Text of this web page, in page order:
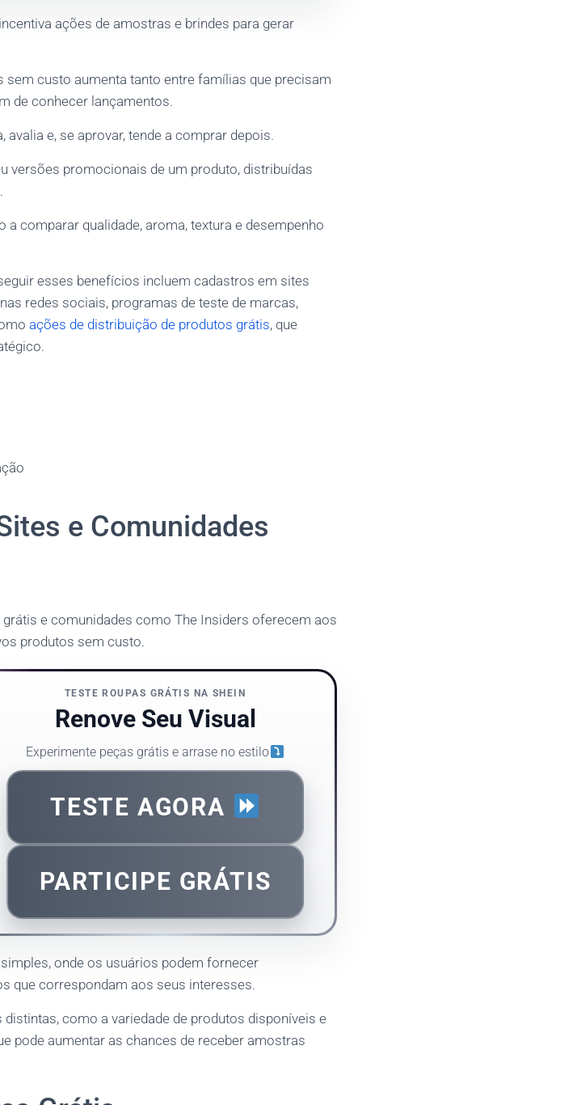
ações de amostras e brindes para gerar
custo aumenta tanto entre famílias que precisam
de conhecer lançamentos.
e, se aprovar, tende a comprar depois.
versões promocionais de um produto, distribuídas
comparar qualidade, aroma, textura e desempenho
esses benefícios incluem cadastros em sites
redes sociais, programas de teste de marcas,
ações de distribuição de produtos grátis, que
e Comunidades
e comunidades como The Insiders oferecem aos
produtos sem custo.
TESTE ROUPAS GRÁTIS NA SHEIN
Renove Seu Visual
Experimente peças grátis e arrase no estilo
TESTE AGORA
PARTICIPE GRÁTIS
onde os usuários podem fornecer
que correspondam aos seus interesses.
como a variedade de produtos disponíveis e
pode aumentar as chances de receber amostras